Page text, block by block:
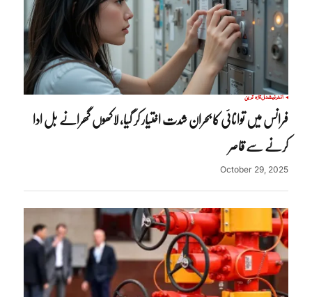
انٹرنیشنلتازہ ترین
فرانس میں توانائی کا بحران شدت اختیار کر گیا، لاکھوں گھرانے بل ادا
کرنے سے قاصر
October 29, 2025